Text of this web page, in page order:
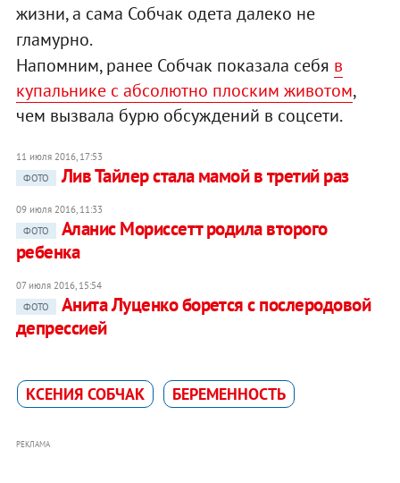
жизни, а сама Собчак одета далеко не
гламурно.
Напомним, ранее Собчак показала себя в
купальнике с абсолютно плоским животом,
чем вызвала бурю обсуждений в соцсети.
11 июля 2016, 17:53
ФОТО
Лив Тайлер стала мамой в третий раз
09 июля 2016, 11:33
ФОТО
Аланис Мориссетт родила второго
ребенка
07 июля 2016, 15:54
ФОТО
Анита Луценко борется с послеродовой
депрессией
КСЕНИЯ СОБЧАК БЕРЕМЕННОСТЬ
РЕКЛАМА